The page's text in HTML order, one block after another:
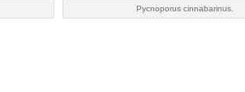
Pycnoporus cinnabarinus.